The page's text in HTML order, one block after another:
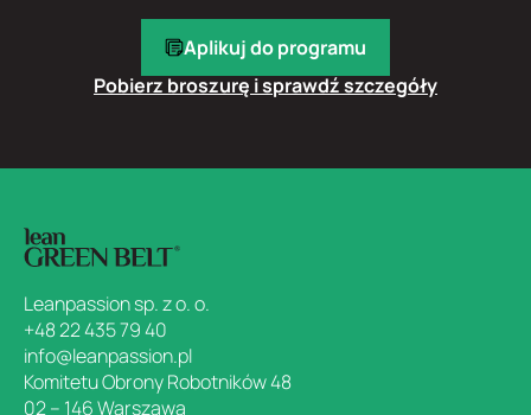
Aplikuj do programu
Pobierz broszurę i sprawdź szczegóły
Leanpassion sp. z o. o.
+48 22 435 79 40
info@leanpassion.pl
Komitetu Obrony Robotników 48
02 – 146 Warszawa